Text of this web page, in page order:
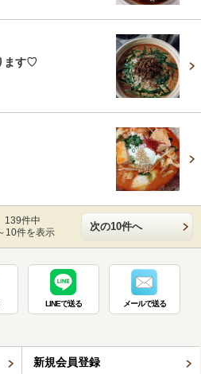
ます♡
139件中
10件を表示
次の10件へ
LINEで送る メールで送る
新規会員登録